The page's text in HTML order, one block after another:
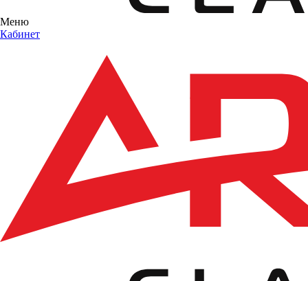
Меню
Кабинет